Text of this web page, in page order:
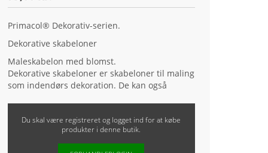
Primacol® Dekorativ-serien.
Dekorative skabeloner
Maleskabelon med blomst.
Dekorative skabeloner er skabeloner til maling
som indendørs dekoration. De kan også
interessante effekter kan opnås ved at bruge
skabeloner med andre produkter fra
Primacol® Dekorativ-serien.
Du skal være registreret og logget ind for at købe
produkter i denne butik.